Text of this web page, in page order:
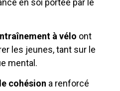
à vélo ont
les jeunes, tant sur le
mental.
cohésion a renforcé